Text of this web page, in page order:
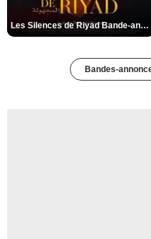
Les Silences de Riyad Bande-annonce VO STFR
Bandes-